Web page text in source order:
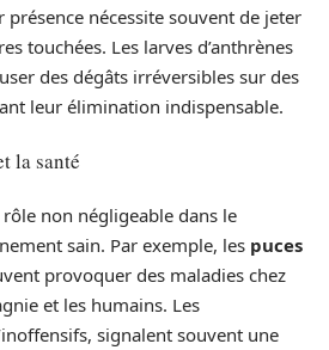
présence nécessite souvent de jeter
touchées. Les larves d’anthrènes
des dégâts irréversibles sur des
leur élimination indispensable.
la santé
non négligeable dans le
sain. Par exemple, les puces
provoquer des maladies chez
et les humains. Les
signalent souvent une